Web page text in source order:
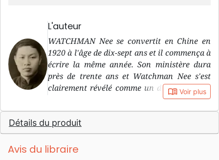
L'auteur
WATCHMAN Nee se convertit en Chine en
1920 à l'âge de dix-sept ans et il commença à
écrire la même année. Son ministère dura
près de trente ans et Watchman Nee s'est
clairement révélé comme un don unique de
Dieu à Son Corps pour notre époque. En
1952, il fut emprisonné pour sa foi et le resta
jusqu'à sa mort en 1972. Ses paroles
continuent d'être une source abondante de
révélation spirituelle et une nourriture pour
book_open Voir plus
Détails du produit
Avis du libraire